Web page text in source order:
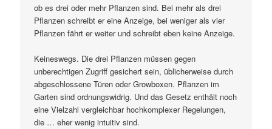
ob es drei oder mehr Pflanzen sind. Bei mehr als drei
Pflanzen schreibt er eine Anzeige, bei weniger als vier
Pflanzen fährt er weiter und schreibt eben keine Anzeige.
Keineswegs. Die drei Pflanzen müssen gegen
unberechtigen Zugriff gesichert sein, üblicherweise durch
abgeschlossene Türen oder Growboxen. Pflanzen im
Garten sind ordnungswidrig. Und das Gesetz enthält noch
eine Vielzahl vergleichbar hochkomplexer Regelungen,
die … eher wenig intuitiv sind.